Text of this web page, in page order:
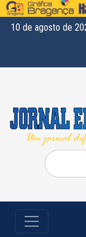
10 de agosto de
Pesquisar
por: